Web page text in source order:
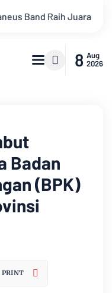
Handal Beralih
8 Aug
2026
Badan
(BPK)
PRINT